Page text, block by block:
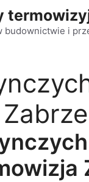
budownictwie i